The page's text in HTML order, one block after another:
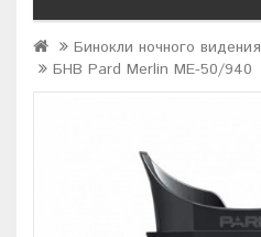
Бинокли ночного видения
БНВ Pard Merlin ME-50/940